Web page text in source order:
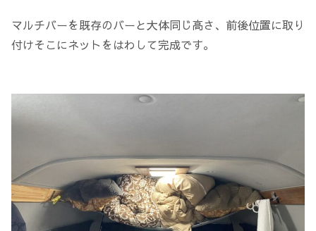
マルチバーを既存のバーと大体同じ高さ、前後位置に取り
付けそこにネットをはわして完成です。